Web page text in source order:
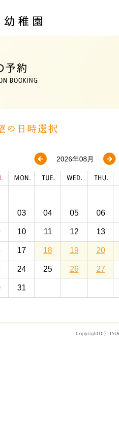
2026年08月
03 04 05 06
10 11 12 13
17 18 19 20
24 25 26 27
31